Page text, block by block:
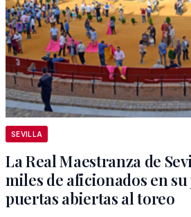
SEVILLA
La Real Maestranza de
miles de aficionados en
puertas abiertas al toreo